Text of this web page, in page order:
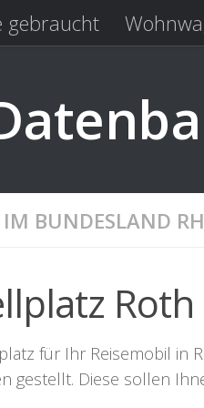
gebraucht
BUNDESLAND
Roth
für Ihr Reisemobil in
gestellt. Diese sollen